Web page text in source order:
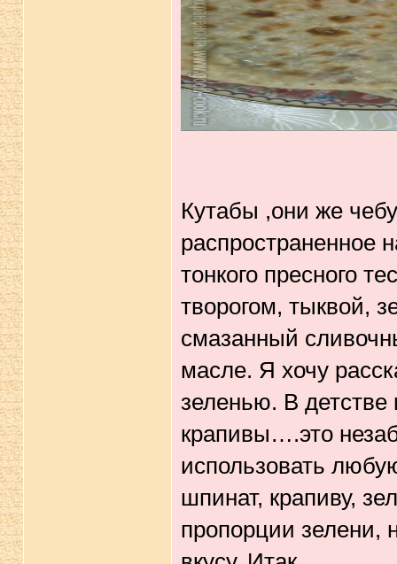
Кутабы ,они же
распространенное
тонкого пресного
творогом, тыквой,
смазанный
масле. Я хочу
зеленью. В детстве
крапивы….это
использовать
шпинат, крапиву,
пропорции зелени,